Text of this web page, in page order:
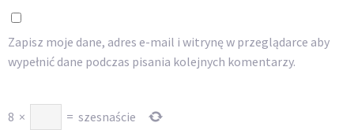
Zapisz moje dane, adres e-mail i witrynę w przeglądarce aby
wypełnić dane podczas pisania kolejnych komentarzy.
8 × = szesnaście